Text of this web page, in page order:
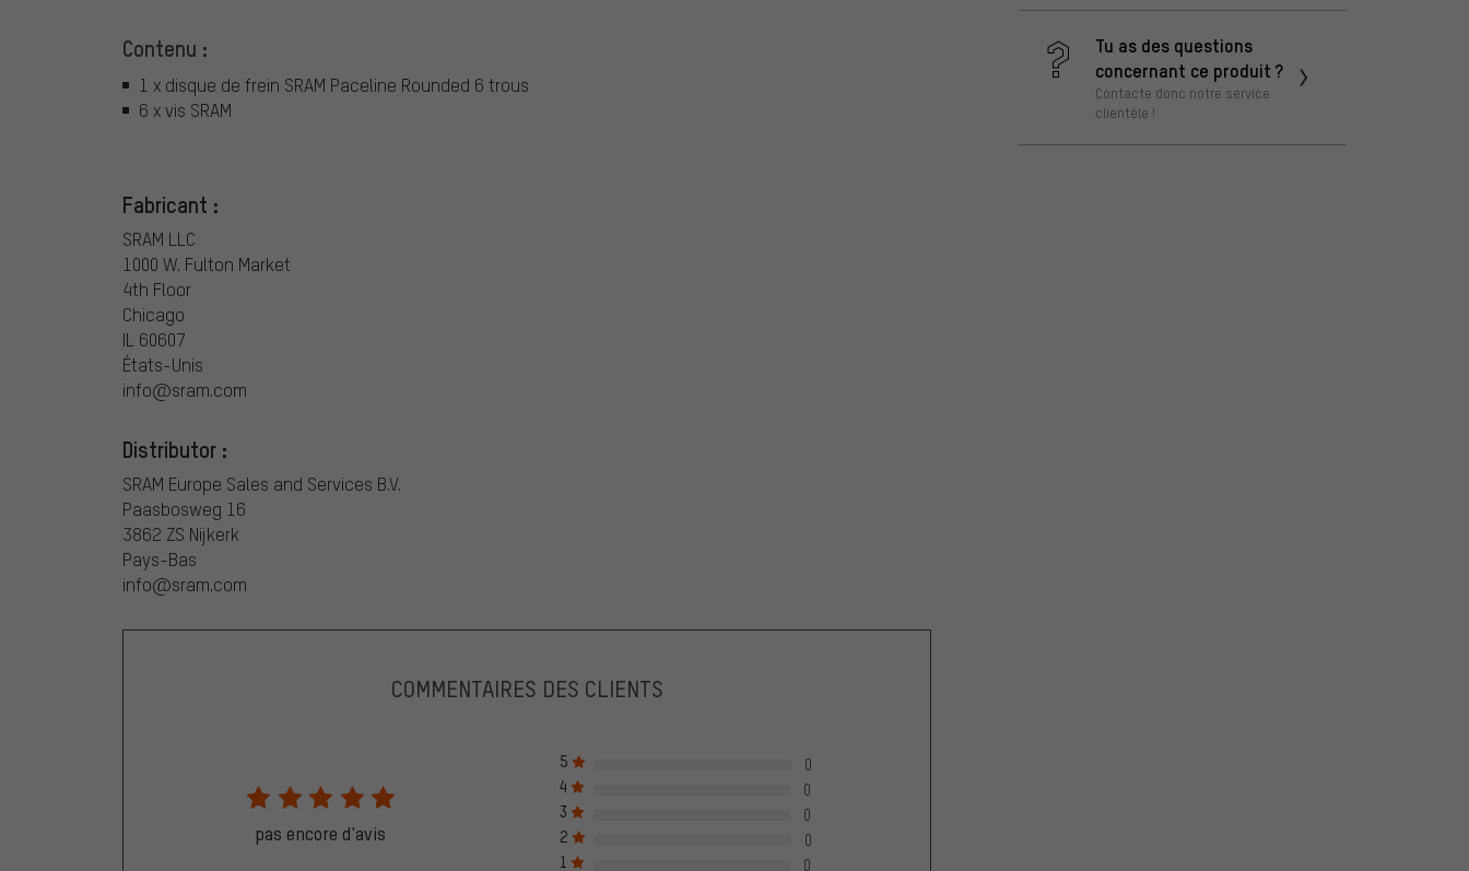
Contenu :
1 x disque de frein SRAM Paceline Rounded 6 trous
6 x vis SRAM
Fabricant :
SRAM LLC
1000 W. Fulton Market
4th Floor
Chicago
IL 60607
États-Unis
info@sram.com
Distributor :
SRAM Europe Sales and Services B.V.
Paasbosweg 16
3862 ZS Nijkerk
Pays-Bas
info@sram.com
Tu as des questions
concernant ce produit ?
Contacte donc notre service
clientèle !
COMMENTAIRES DES CLIENTS
pas encore d'avis
5
0
4
0
3
0
2
0
1
0